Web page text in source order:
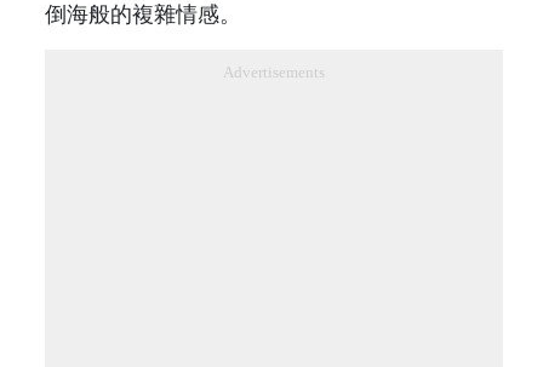
倒海般的複雜情感。
Advertisements